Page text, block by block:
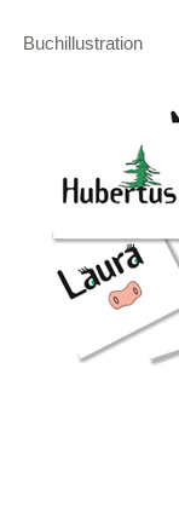
Buchillustration